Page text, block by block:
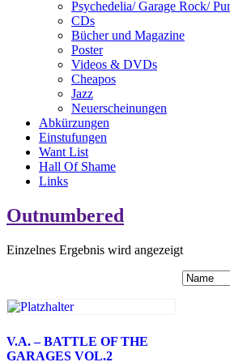
Psychedelia/ Garage Rock/
CDs
Bücher und Magazine
Poster
Videos & DVDs
Cheapos
Jazz
Neuerscheinungen
Abkürzungen
Einstufungen
Want List
Hall Of Shame
Links
Outnumbered
Einzelnes Ergebnis wird angezeigt
V.A. – BATTLE OF THE
GARAGES VOL.2